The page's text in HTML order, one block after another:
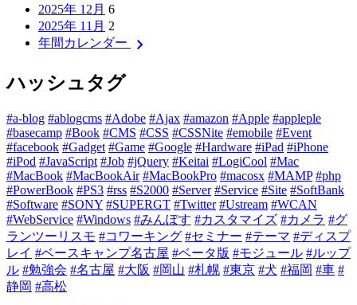
2025年 12月 6
2025年 11月 2
年間カレンダー
chevron_right
ハッシュタグ
#a-blog #ablogcms #Adobe #Ajax #amazon #Apple #appleple
#basecamp #Book #CMS #CSS #CSSNite #emobile #Event
#facebook #Gadget #Game #Google #Hardware #iPad #iPhone
#iPod #JavaScript #Job #jQuery #Keitai #LogiCool #Mac
#MacBook #MacBookAir #MacBookPro #macosx #MAMP #php
#PowerBook #PS3 #rss #S2000 #Server #Service #Site #SoftBank
#Software #SONY #SUPERGT #Twitter #Ustream #WCAN
#WebService #Windows #みんぽす #カスタマイズ #カメラ #グ
ランツーリスモ #コワーキング #セミナー #テーマ #ディスプ
レイ #ベースキャンプ名古屋 #ベータ版 #モジュール #ルップ
ル #勉強会 #名古屋 #大阪 #岡山 #札幌 #東京 #犬 #福岡 #車 #
静岡 #高松